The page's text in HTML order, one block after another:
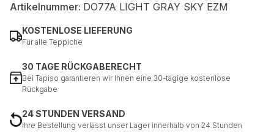
Artikelnummer: DO77A LIGHT GRAY SKY EZM
KOSTENLOSE LIEFERUNG
Für alle Teppiche
30 TAGE RÜCKGABERECHT
Bei Tapiso garantieren wir Ihnen eine 30-tägige kostenlose
Rückgabe
24 STUNDEN VERSAND
Ihre Bestellung verlässt unser Lager innerhalb von 24 Stunden